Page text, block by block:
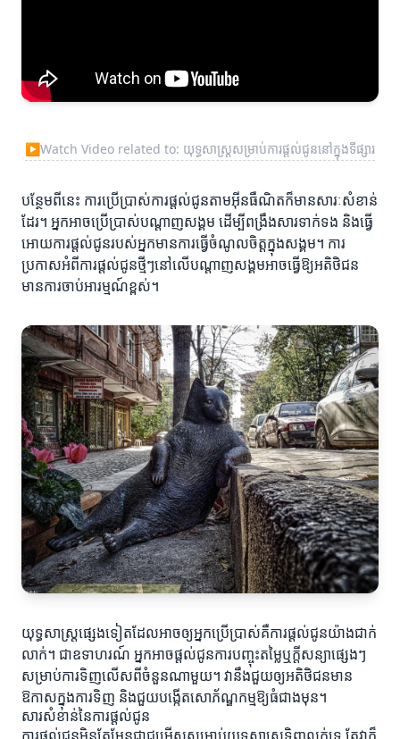
▶Watch Video related to: យុទ្ធសាស្ត្រ​សម្រាប់ការផ្តល់ជូននៅក្នុងទីផ្សារ
បន្ថែមពីនេះ ការប្រើប្រាស់ការផ្តល់ជូនតាមអ៊ីនធឺណិតក៏មានសារៈសំខាន់
ដែរ។ អ្នកអាចប្រើប្រាស់បណ្ដាញសង្គម ដើម្បីពង្រឹងសារទាក់ទង និងធ្វើ
អោយការផ្តល់ជូនរបស់អ្នកមានការធ្វើចំណូលចិត្តក្នុងសង្គម។ ការ
ប្រកាសអំពីការផ្តល់ជូនថ្មីៗនៅលើបណ្តាញសង្គមអាចធ្វើឱ្យអតិថិជន
មានការចាប់អារម្មណ៍ខ្ពស់។
យុទ្ធសាស្ត្រផ្សេងទៀតដែលអាចឲ្យអ្នកប្រើប្រាស់គឺការផ្តល់ជូនយ៉ាងជាក់
លាក់។ ជាឧទាហរណ៍ អ្នកអាចផ្តល់ជូនការបញ្ចុះតម្លៃឬក្តីសន្យាផ្សេងៗ
សម្រាប់ការទិញលើសពីចំនួនណាមួយ។ វានឹងជួយឲ្យអតិថិជនមាន
ឱកាសក្នុងការទិញ និងជួយបង្កើតសោភ័ណ្ឌកម្មឱ្យធំជាងមុន។
សារសំខាន់នៃការផ្តល់ជូន